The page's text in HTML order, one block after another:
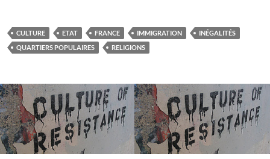
CULTURE ETAT FRANCE IMMIGRATION
INÉGALITÉS
QUARTIERS POPULAIRES
RELIGIONS